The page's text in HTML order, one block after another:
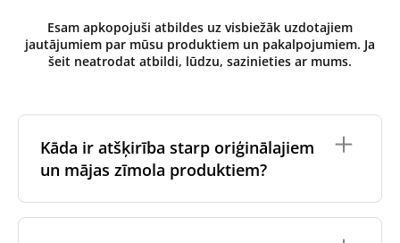
Esam apkopojuši atbildes uz visbiežāk uzdotajiem
jautājumiem par mūsu produktiem un pakalpojumiem. Ja
šeit neatrodat atbildi, lūdzu, sazinieties ar mums.
Kāda ir atšķirība starp oriģinālajiem
un mājas zīmola produktiem?